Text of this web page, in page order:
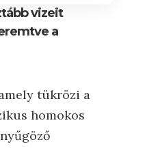
vizeit
a
tükrözi a
homokos